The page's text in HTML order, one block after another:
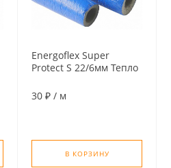
Energoflex Super
Protect S 22/6мм Тепло
2м), цвет синий
30 ₽ / м
В КОРЗИНУ